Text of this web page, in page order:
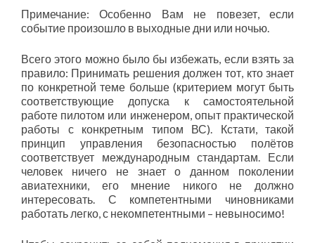
Примечание: Особенно Вам не повезет, если
событие произошло в выходные дни или ночью.
Всего этого можно было бы избежать, если взять за
правило: Принимать решения должен тот, кто знает
по конкретной теме больше (критерием могут быть
соответствующие допуска к самостоятельной
работе пилотом или инженером, опыт практической
работы с конкретным типом ВС). Кстати, такой
принцип управления безопасностью полётов
соответствует международным стандартам. Если
человек ничего не знает о данном поколении
авиатехники, его мнение никого не должно
интересовать. С компетентными чиновниками
работать легко, с некомпетентными – невыносимо!